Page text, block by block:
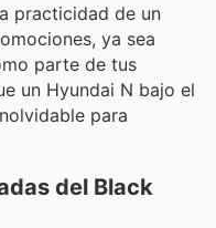
practicidad de un
ya sea
parte de tus
un Hyundai N bajo el
para
del Black